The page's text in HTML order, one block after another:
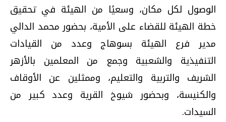
الوصول لكل مكان، وسعيًا من الهيئة في تحقيق
خطة الهيئة للقضاء على الأمية، بحضور محمد الدالي
مدير فرع الهيئة بسوهاج وعدد من القيادات
التنفيذية والشعبية وجمع من المعلمين بالأزهر
الشريف والتربية والتعليم، وممثلين عن الأوقاف
والكنيسة، وبحضور شيوخ القرية وعدد كبير من
السيدات.